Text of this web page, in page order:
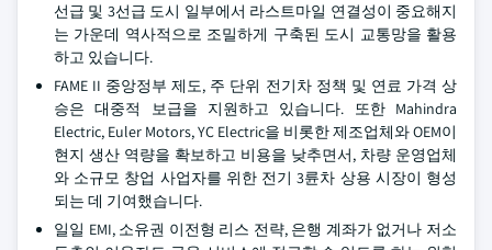
선급 및 3선급 도시 일부에서 라스트마일 연결성이 중요해지
는 가운데 역사적으로 조밀하게 구축된 도시 교통망을 활용
하고 있습니다.
FAME II 중앙정부 제도, 주 단위 전기차 정책 및 연료 가격 상
승은 대중적 보급을 지원하고 있습니다. 또한 Mahindra
Electric, Euler Motors, YC Electric을 비롯한 제조업체와 OEM이
현지 생산 역량을 확보하고 비용을 낮추면서, 차량 운영업체
와 소규모 창업 사업자를 위한 전기 3륜차 상용 시장이 형성
되는 데 기여했습니다.
일일 EMI, 소유권 이전형 리스 전략, 은행 계좌가 없거나 저소